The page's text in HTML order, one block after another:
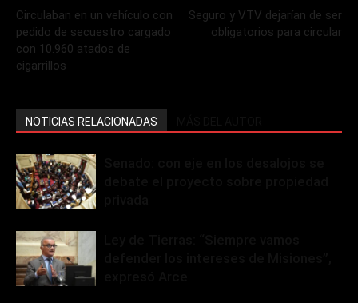
Circulaban en un vehículo con
pedido de secuestro cargado
con 10.960 atados de
cigarrillos
Seguro y VTV dejarían de ser
obligatorios para circular
NOTICIAS RELACIONADAS